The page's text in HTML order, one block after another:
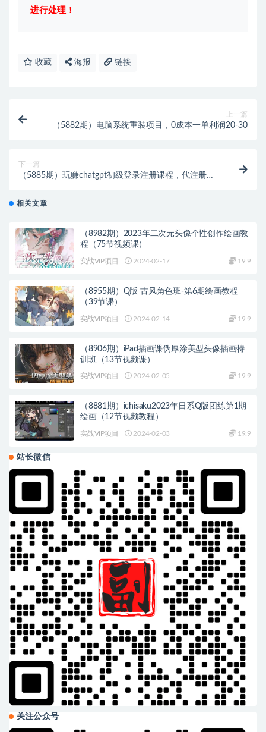
进行处理！
收藏 海报 链接
上一篇
（5882期）电脑系统重装项目，0成本一单利润20-30
下一篇
（5885期）玩赚chatgpt初级登录注册课程，代注册服
相关文章
（8982期）2023年二次元头像个性创作绘画教
程（75节视频课）
实战VIP项目 2024-02-17 19.9
（8955期）Q版 古风角色班-第6期绘画教程
（39节课）
实战VIP项目 2024-02-14 19.9
（8906期）iPad插画课伪厚涂美型头像插画特
训班（13节视频课）
实战VIP项目 2024-02-05 19.9
（8881期）ichisaku2023年日系Q版团练第1期
绘画（12节视频教程）
实战VIP项目 2024-02-03 19.9
站长微信
关注公众号